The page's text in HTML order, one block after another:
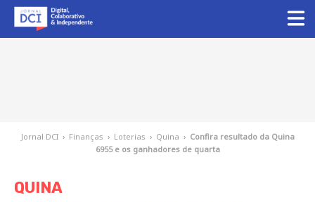
Jornal DCI › Finanças › Loterias › Quina › Confira resultado da Quina
6955 e os ganhadores de quarta
QUINA